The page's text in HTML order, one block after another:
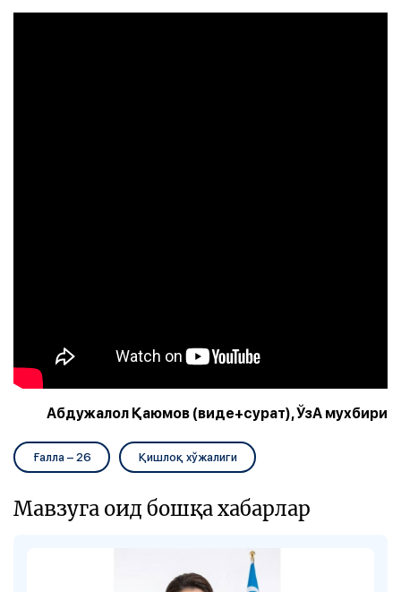
Абдужалол Қаюмов (виде+сурат), ЎзА мухбири
Ғалла – 26 Қишлоқ хўжалиги
Мавзуга оид бошқа хабарлар